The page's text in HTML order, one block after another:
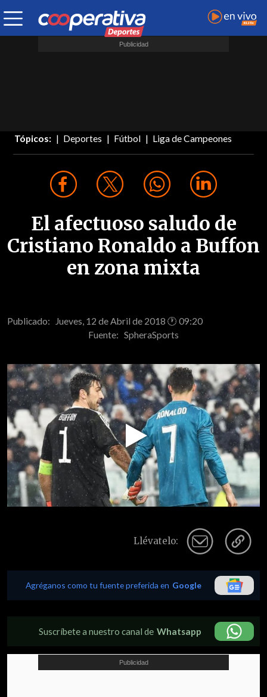
Tópicos: Deportes Fútbol Liga de Campeones
El afectuoso saludo de
Cristiano Ronaldo a Buffon
en zona mixta
Publicado: Jueves, 12 de Abril de 2018 🕐 09:20
Fuente: SpheraSports
Play
Video
Llévatelo:
Agréganos como tu fuente preferida en Google
Suscríbete a nuestro canal de Whatsapp